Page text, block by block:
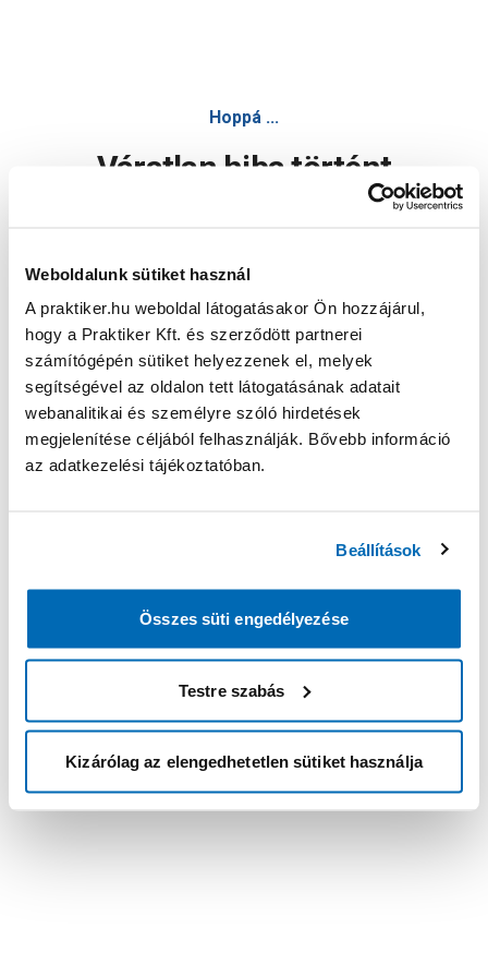
Weboldalunk sütiket használ
A praktiker.hu weboldal látogatásakor Ön hozzájárul,
hogy a Praktiker Kft. és szerződött partnerei
számítógépén sütiket helyezzenek el, melyek
segítségével az oldalon tett látogatásának adatait
webanalitikai és személyre szóló hirdetések
megjelenítése céljából felhasználják. Bővebb információ
az adatkezelési tájékoztatóban.
Beállítások
Összes süti engedélyezése
Testre szabás
Kizárólag az elengedhetetlen sütiket használja
Hoppá ...
Váratlan hiba történt
Oldal újratöltése